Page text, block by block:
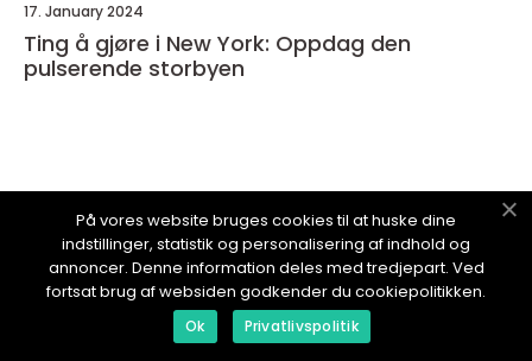
17. January 2024
Ting å gjøre i New York: Oppdag den
pulserende storbyen
GODOPPLEVELSE.no
På vores website bruges cookies til at huske dine
indstillinger, statistik og personalisering af indhold og
annoncer. Denne information deles med tredjepart. Ved
fortsat brug af websiden godkender du cookiepolitikken.
Ok Privatlivspolitik